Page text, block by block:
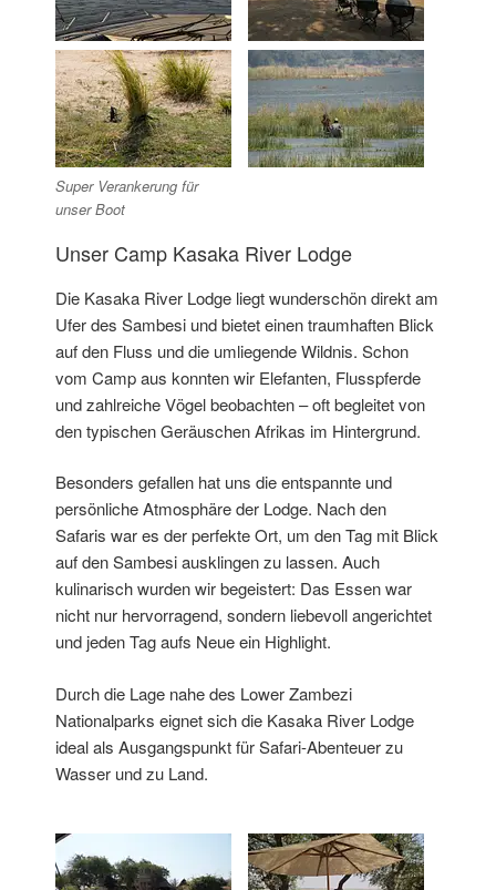
Super Verankerung für
unser Boot
Unser Camp Kasaka River Lodge
Die Kasaka River Lodge liegt wunderschön direkt am
Ufer des Sambesi und bietet einen traumhaften Blick
auf den Fluss und die umliegende Wildnis. Schon
vom Camp aus konnten wir Elefanten, Flusspferde
und zahlreiche Vögel beobachten – oft begleitet von
den typischen Geräuschen Afrikas im Hintergrund.
Besonders gefallen hat uns die entspannte und
persönliche Atmosphäre der Lodge. Nach den
Safaris war es der perfekte Ort, um den Tag mit Blick
auf den Sambesi ausklingen zu lassen. Auch
kulinarisch wurden wir begeistert: Das Essen war
nicht nur hervorragend, sondern liebevoll angerichtet
und jeden Tag aufs Neue ein Highlight.
Durch die Lage nahe des Lower Zambezi
Nationalparks eignet sich die Kasaka River Lodge
ideal als Ausgangspunkt für Safari-Abenteuer zu
Wasser und zu Land.